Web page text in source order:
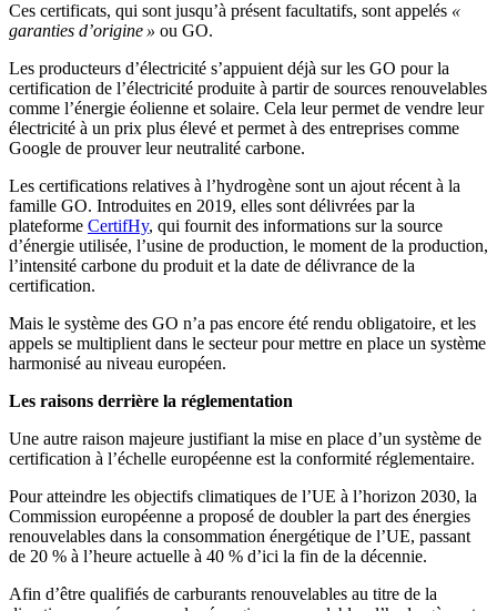
Ces certificats, qui sont jusqu’à présent facultatifs, sont appelés «
garanties d’origine » ou GO.
Les producteurs d’électricité s’appuient déjà sur les GO pour la
certification de l’électricité produite à partir de sources renouvelables
comme l’énergie éolienne et solaire. Cela leur permet de vendre leur
électricité à un prix plus élevé et permet à des entreprises comme
Google de prouver leur neutralité carbone.
Les certifications relatives à l’hydrogène sont un ajout récent à la
famille GO. Introduites en 2019, elles sont délivrées par la
plateforme CertifHy, qui fournit des informations sur la source
d’énergie utilisée, l’usine de production, le moment de la production,
l’intensité carbone du produit et la date de délivrance de la
certification.
Mais le système des GO n’a pas encore été rendu obligatoire, et les
appels se multiplient dans le secteur pour mettre en place un système
harmonisé au niveau européen.
Les raisons derrière la réglementation
Une autre raison majeure justifiant la mise en place d’un système de
certification à l’échelle européenne est la conformité réglementaire.
Pour atteindre les objectifs climatiques de l’UE à l’horizon 2030, la
Commission européenne a proposé de doubler la part des énergies
renouvelables dans la consommation énergétique de l’UE, passant
de 20 % à l’heure actuelle à 40 % d’ici la fin de la décennie.
Afin d’être qualifiés de carburants renouvelables au titre de la